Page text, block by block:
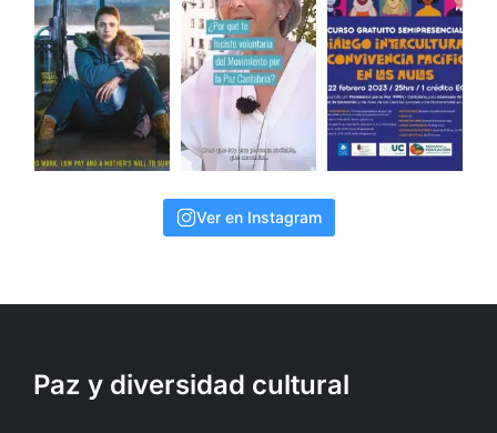
Ver en Instagram
Paz y diversidad cultural